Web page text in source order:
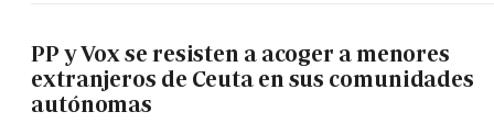
PP y Vox se resisten a acoger a menores
extranjeros de Ceuta en sus comunidades
autónomas